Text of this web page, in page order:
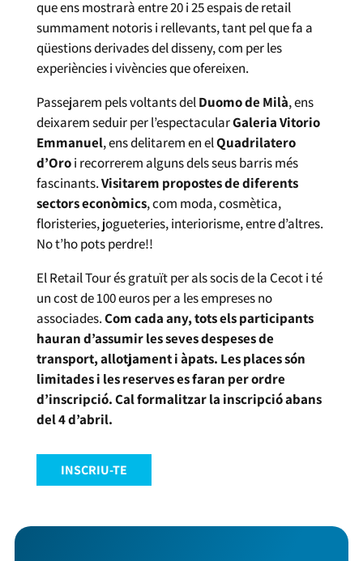
que ens mostrarà entre 20 i 25 espais de retail
summament notoris i rellevants, tant pel que fa a
qüestions derivades del disseny, com per les
experiències i vivències que ofereixen.
Passejarem pels voltants delDuomo de Milà, ens
deixarem seduir per l’espectacularGaleria Vitorio
Emmanuel, ens delitarem en elQuadrilatero
d’Oroi recorrerem alguns dels seus barris més
fascinants.Visitarem propostes de diferents
sectors econòmics, com moda, cosmètica,
floristeries, jogueteries, interiorisme, entre d’altres.
No t’ho pots perdre!!
El Retail Tour és gratuït per als socis de la Cecot i té
un cost de 100 euros per a les empreses no
associades.Com cada any, tots els participants
hauran d’assumir les seves despeses de
transport, allotjament i àpats. Les places són
limitades i les reserves es faran per ordre
d’inscripció. Cal formalitzar la inscripció abans
del 4 d’abril.
INSCRIU-TE